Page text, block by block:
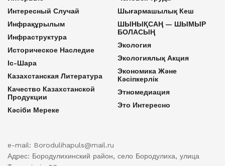
Интересный Случай
Инфрақұрылым
Инфраструктура
Историческое Наследие
Іс-Шара
Казахстанская Литература
Качество Казахстанской
Продукции
Кәсіби Мереке
Шығармашылық Кеш
ШЫНЫҚСАҢ — ШЫМЫР
БОЛАСЫҢ
Экология
Экологиялық Акция
Экономика Және
Кәсіпкерлік
Этномедиация
Это Интересно
e-mail: Borodulihapuls@mail.ru
Адрес: Бородулихинский район, село Бородулиха, улица